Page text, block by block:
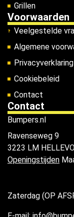
Grillen
Voorwaarden
Veelgestelde
Algemene
Privacyverklaring
Cookiebeleid
Contact
Contact
Bumpers.nl
Ravenseweg 9
3223 LM
Openingstijden
Zaterdag (OP